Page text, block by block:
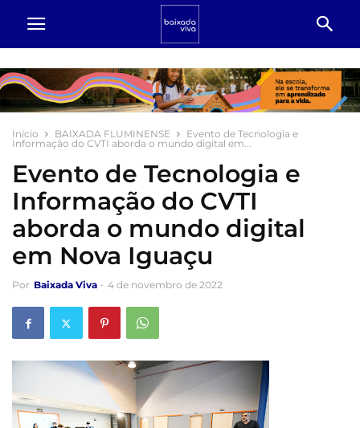
Início BAIXADA FLUMINENSE
Evento de Tecnologia e
Informação do CVTI aborda o mundo digital em...
Evento de Tecnologia e
Informação do CVTI
aborda o mundo digital
em Nova Iguaçu
Por Baixada Viva - 4 de novembro de 2022